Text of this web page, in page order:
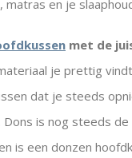
matras en je
met de
je prettig
dat je steeds
Dons is nog steeds
is een donzen